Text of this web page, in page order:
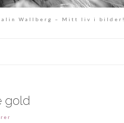
Wallberg – Mitt liv i bilder!
gold